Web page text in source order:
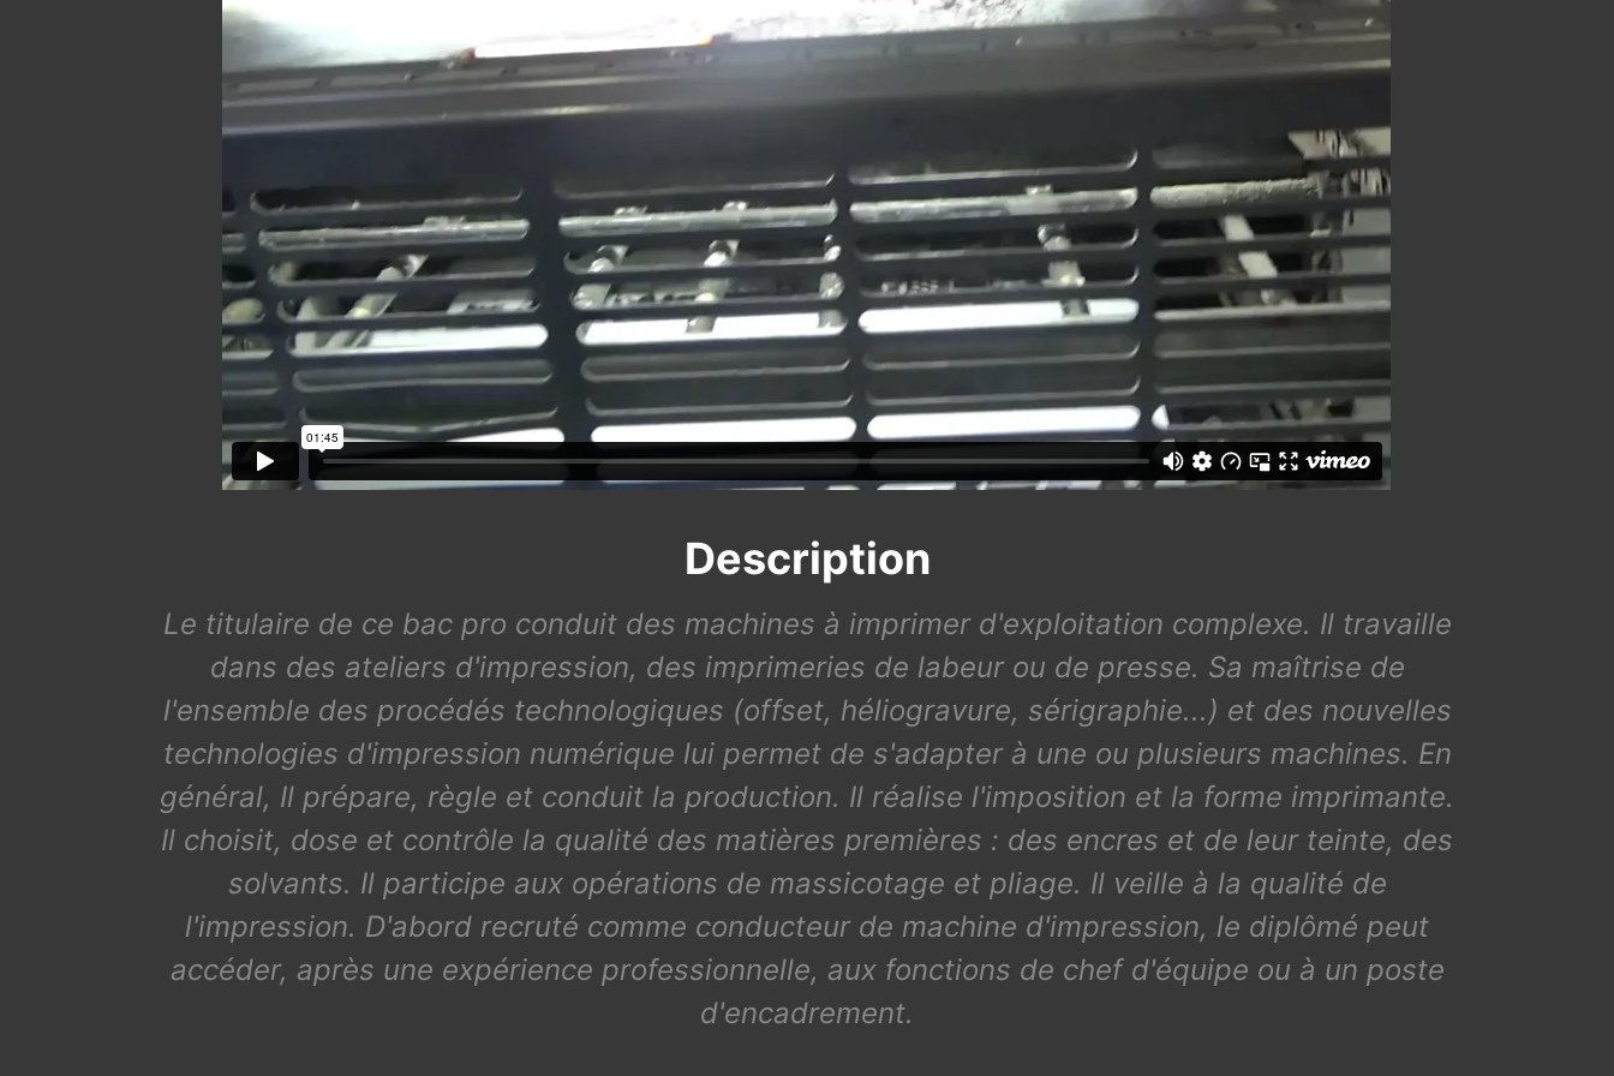
Description
Le titulaire de ce bac pro conduit des machines à imprimer d'exploitation complexe. Il travaille
dans des ateliers d'impression, des imprimeries de labeur ou de presse. Sa maîtrise de
l'ensemble des procédés technologiques (offset, héliogravure, sérigraphie...) et des nouvelles
technologies d'impression numérique lui permet de s'adapter à une ou plusieurs machines. En
général, Il prépare, règle et conduit la production. Il réalise l'imposition et la forme imprimante.
Il choisit, dose et contrôle la qualité des matières premières : des encres et de leur teinte, des
solvants. Il participe aux opérations de massicotage et pliage. Il veille à la qualité de
l'impression. D'abord recruté comme conducteur de machine d'impression, le diplômé peut
accéder, après une expérience professionnelle, aux fonctions de chef d'équipe ou à un poste
d'encadrement.